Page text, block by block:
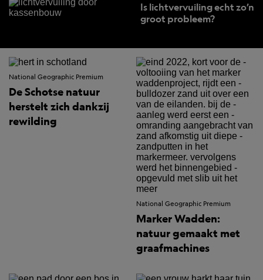
Is lichtvervuiling echt zo’n
groot probleem?
National Geographic Premium
De Schotse natuur
herstelt zich dankzij
rewilding
National Geographic Premium
Marker Wadden:
natuur gemaakt met
graafmachines